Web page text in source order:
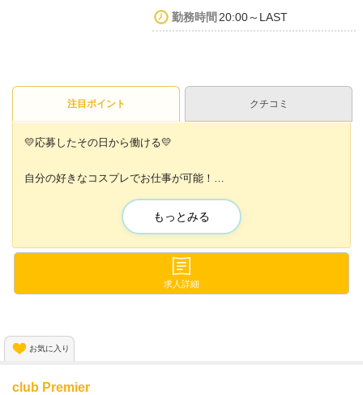
勤務時間 20:00～LAST
注目ポイント クチコミ
💛応募したその日から働ける💛
自分の好きなコスプレでお仕事が可能！
私服勤務ももちろんOKですよ😌🙌
月40万円以上稼いでる女の子もいます✨
日払いOKだから毎日がお給料日なんです😍
アニメ・コスプレ好きな方はぜひご応募下さい🙌
もっとみる
求人詳細
お気に入り
club Premier